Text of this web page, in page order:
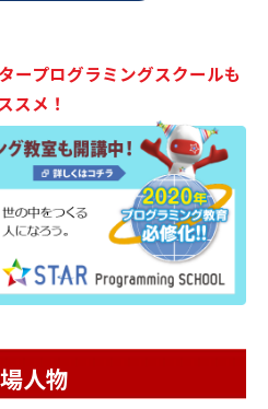
ープログラミングスクールも
スメ！
人物